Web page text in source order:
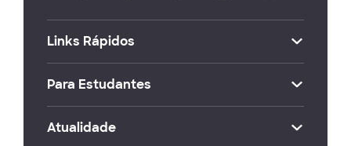
Links Rápidos
Para Estudantes
Atualidade